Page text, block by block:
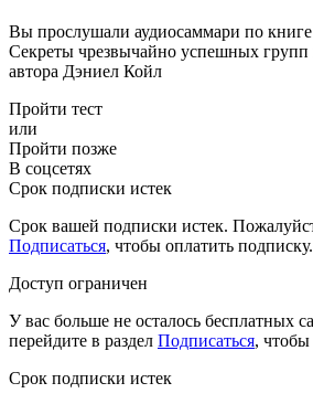
Вы прослушали аудиосаммари по
Секреты чрезвычайно успешных групп
автора Дэниел Койл
Пройти тест
или
Пройти позже
В соцсетях
Срок подписки истек
Срок вашей подписки истек.
Подписаться, чтобы оплатить подписку.
Доступ ограничен
У вас больше не осталось бесплатных
перейдите в раздел Подписаться, чтобы
Срок подписки истек